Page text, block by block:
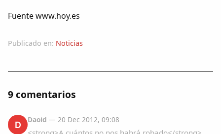
Fuente www.hoy.es
Publicado en: Noticias
9 comentarios
D Daoid — 20 Dec 2012, 09:08